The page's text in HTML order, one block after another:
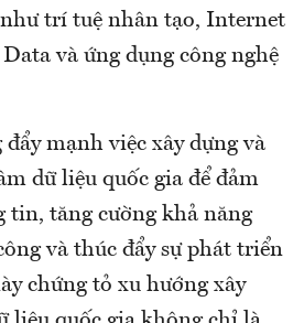
trí tuệ nhân tạo, Internet
và ứng dụng công nghệ
đẩy mạnh việc xây dựng và
dữ liệu quốc gia để đảm
tin, tăng cường khả năng
và thúc đẩy sự phát triển
chứng tỏ xu hướng xây